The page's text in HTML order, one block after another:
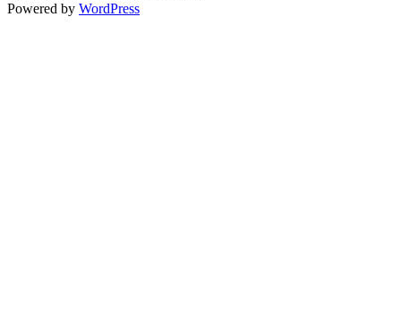
Powered by WordPress